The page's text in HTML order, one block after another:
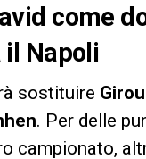
come
il Napoli
sostituire
. Per delle
campionato,